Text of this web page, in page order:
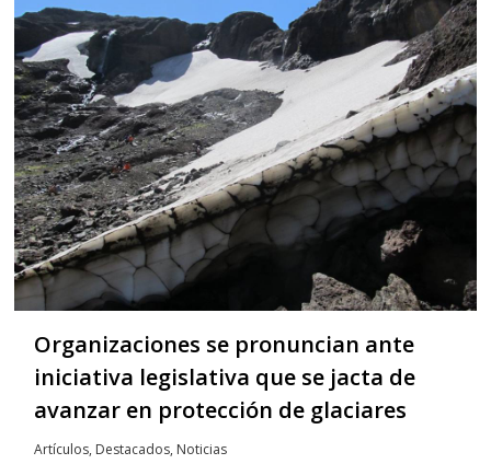
Organizaciones se pronuncian ante
iniciativa legislativa que se jacta de
avanzar en protección de glaciares
Artículos, Destacados, Noticias